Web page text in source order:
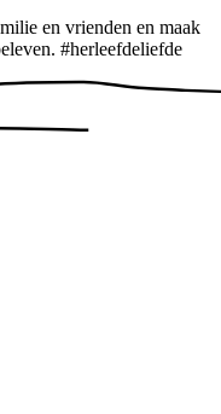
en vrienden en maak
#herleefdeliefde